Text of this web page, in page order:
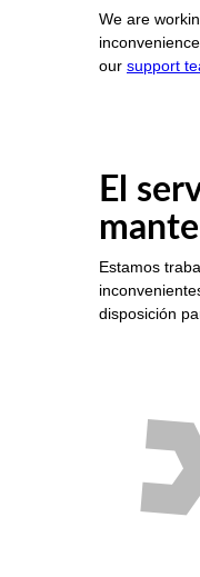
We are
our support
El
Estamos
disposición